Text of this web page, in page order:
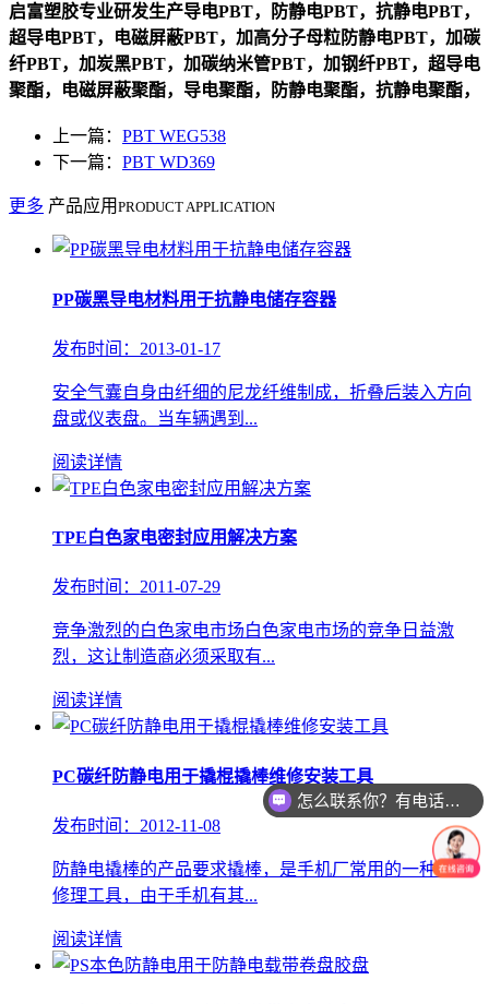
启富塑胶专业研发生产导电PBT，防静电PBT，抗静电PBT，
超导电PBT，电磁屏蔽PBT，加高分子母粒防静电PBT，加碳
纤PBT，加炭黑PBT，加碳纳米管PBT，加钢纤PBT，超导电
聚酯，电磁屏蔽聚酯，导电聚酯，防静电聚酯，抗静电聚酯，
上一篇： PBT WEG538
下一篇： PBT WD369
更多 产品应用 PRODUCT APPLICATION
PP碳黑导电材料用于抗静电储存容器
发布时间：2013-01-17
安全气囊自身由纤细的尼龙纤维制成，折叠后装入方向
盘或仪表盘。当车辆遇到...
阅读详情
TPE白色家电密封应用解决方案
发布时间：2011-07-29
竞争激烈的白色家电市场白色家电市场的竞争日益激
烈，这让制造商必须采取有...
阅读详情
PC碳纤防静电用于撬棍撬棒维修安装工具
发布时间：2012-11-08
防静电撬棒的产品要求撬棒，是手机厂常用的一种装配
修理工具，由于手机有其...
阅读详情
你们的材料品质稳定吗？